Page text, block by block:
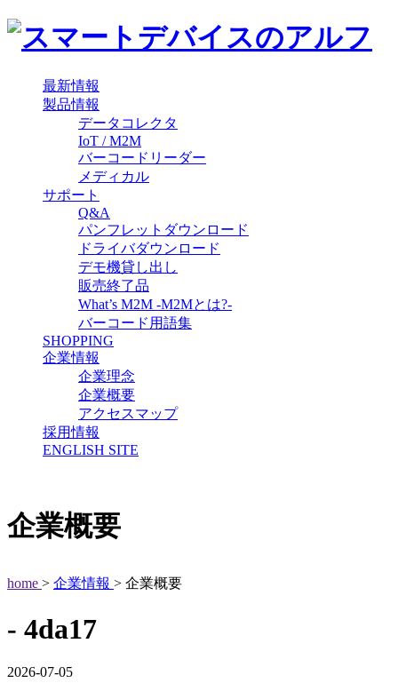
最新情報
製品情報
データコレクタ
IoT / M2M
バーコードリーダー
メディカル
サポート
Q&A
パンフレットダウンロード
ドライバダウンロード
デモ機貸し出し
販売終了品
What’s M2M -M2Mとは?-
バーコード用語集
SHOPPING
企業情報
企業理念
企業概要
アクセスマップ
採用情報
ENGLISH SITE
企業概要
home > 企業情報 > 企業概要
- 4da17
2026-07-05